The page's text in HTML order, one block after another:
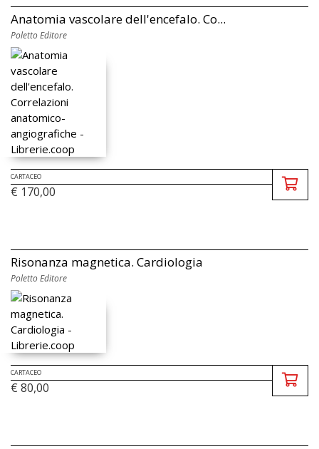
Anatomia vascolare dell'encefalo. Co...
Poletto Editore
CARTACEO
€ 170,00
Risonanza magnetica. Cardiologia
Poletto Editore
CARTACEO
€ 80,00